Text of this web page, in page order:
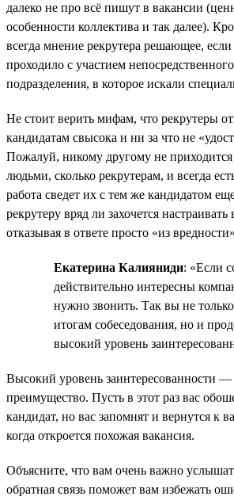
далеко не про всё пишут в вакансии
особенности коллектива и так далее).
всегда мнение рекрутера решающее, если
проходило с участием
подразделения, в которое искали
Не стоит верить мифам, что рекрутеры
кандидатам свысока и ни за что не
Пожалуй, никому другому не приходится
людьми, сколько рекрутерам, и всегда
работа сведет их с тем же кандидатом
рекрутеру вряд ли захочется настраивать
отказывая в ответе просто «из
Екатерина Калияниди: «Если
действительно интересны
нужно звонить. Так вы не
итогам собеседования, но и
высокий уровень
Высокий уровень заинтересованности —
преимущество. Пусть в этот раз вас
кандидат, но вас запомнят и вернутся к
когда откроется похожая вакансия.
Объясните, что вам очень важно
обратная связь поможет вам избежать